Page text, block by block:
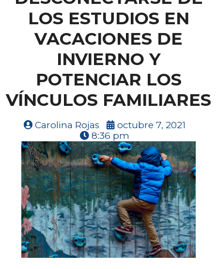
LOS ESTUDIOS EN
VACACIONES DE
INVIERNO Y
POTENCIAR LOS
VÍNCULOS FAMILIARES
Carolina Rojas
octubre 7, 2021
8:36 pm